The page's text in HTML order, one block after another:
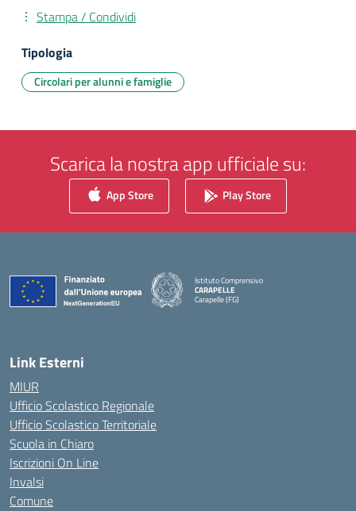
Stampa / Condividi
Tipologia
Circolari per alunni e famiglie
Scarica la nostra app ufficiale su:
App Store Play Store
Istituto Comprensivo
CARAPELLE
Carapelle (FG)
— Visita la pagina iniziale della scuola
Link Esterni
MIUR
Ufficio Scolastico Regionale
Ufficio Scolastico Territoriale
Scuola in Chiaro
Iscrizioni On Line
Invalsi
Comune